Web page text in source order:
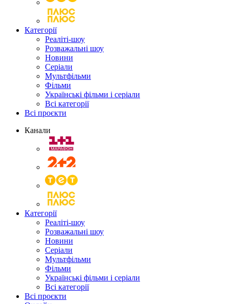
Категорії
Реаліті-шоу
Розважальні шоу
Новини
Серіали
Мультфільми
Фільми
Українські фільми і серіали
Всі категорії
Всі проєкти
Канали
Категорії
Реаліті-шоу
Розважальні шоу
Новини
Серіали
Мультфільми
Фільми
Українські фільми і серіали
Всі категорії
Всі проєкти